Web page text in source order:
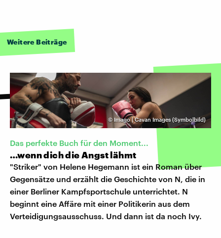
Weitere Beiträge
© Imago | Cavan Images (Symbolbild)
Das perfekte Buch für den Moment...
…wenn dich die Angst lähmt
"Striker" von Helene Hegemann ist ein Roman über
Gegensätze und erzählt die Geschichte von N, die in
einer Berliner Kampfsportschule unterrichtet. N
beginnt eine Affäre mit einer Politikerin aus dem
Verteidigungsausschuss. Und dann ist da noch Ivy.